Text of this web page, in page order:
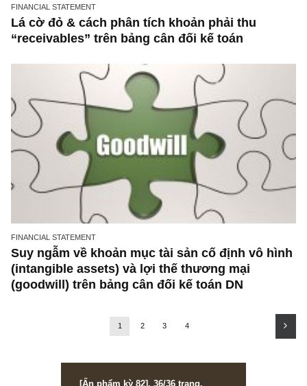
Thẻ điểm nội tâm (The Inner Scorecard): Bài
từ cha ngài Buffett và triết gia Emerson
Đọc hiểu BCTC
Báo cáo điều tra xuất sắc của Hindenburg
Research buộc tội Gautam Adani – tỷ phú
lớn nhất thế kỷ (*)